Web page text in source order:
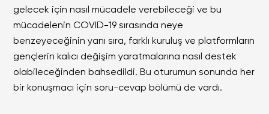
gelecek için nasıl mücadele verebileceği ve bu
mücadelenin COVID-19 sırasında neye
benzeyeceğinin yanı sıra, farklı kuruluş ve platformların
gençlerin kalıcı değişim yaratmalarına nasıl destek
olabileceğinden bahsedildi. Bu oturumun sonunda her
bir konuşmacı için soru-cevap bölümü de vardı.